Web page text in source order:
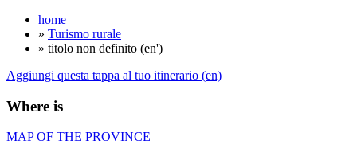
home
» Turismo rurale
» titolo non definito (en')
Aggiungi questa tappa al tuo itinerario (en)
Where is
MAP OF THE PROVINCE